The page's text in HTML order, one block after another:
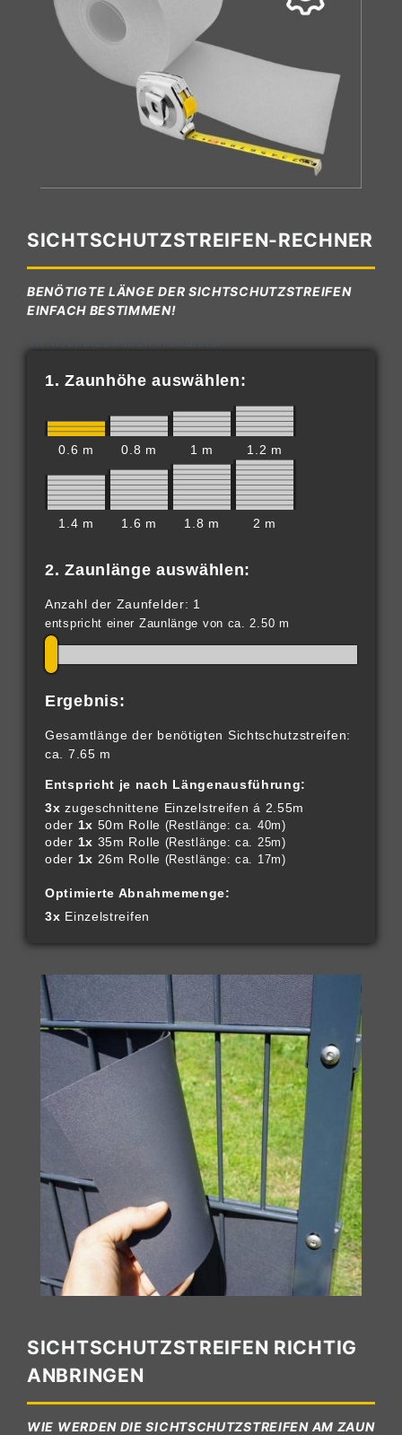
SICHTSCHUTZSTREIFEN-RECHNER
BENÖTIGTE LÄNGE DER SICHTSCHUTZSTREIFEN
EINFACH BESTIMMEN!
1. Zaunhöhe auswählen:
0.6 m 0.8 m 1 m 1.2 m
1.4 m 1.6 m 1.8 m 2 m
2. Zaunlänge auswählen:
Anzahl der Zaunfelder: 1
entspricht einer Zaunlänge von ca. 2.50 m
Ergebnis:
Gesamtlänge der benötigten Sichtschutzstreifen:
ca. 7.65 m
Entspricht je nach Längenausführung:
3x zugeschnittene Einzelstreifen á 2.55m
oder 1x 50m Rolle (Restlänge: ca. 40m)
oder 1x 35m Rolle (Restlänge: ca. 25m)
oder 1x 26m Rolle (Restlänge: ca. 17m)
Optimierte Abnahmemenge:
3x Einzelstreifen
SICHTSCHUTZSTREIFEN RICHTIG
ANBRINGEN
WIE WERDEN DIE SICHTSCHUTZSTREIFEN AM ZAUN